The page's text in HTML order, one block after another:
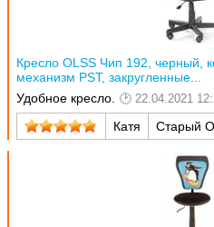
Кресло OLSS Чип 192, черный,
механизм PST, закругленные...
Удобное кресло.
22.04.2021
Катя Старый